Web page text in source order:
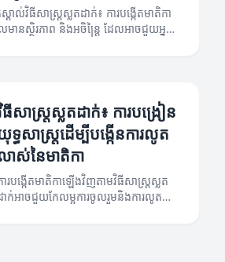
គាល់វិធីសាស្រ្តស្លតដាក់៖ ការបង្កើតមាតិកា
មានស្ថិរភាព និងអចិន្រ្តៃ ដែលអាចជួយអ្នក
ធីសាស្រ្តស្លតដាក់៖ ការបង្រៀន
ទ្ធសាស្រ្តដើម្បីបង្កើនការលូត
ាស់នៃមាតិកា
ារបង្កើតមាតិកាឡើងវិញតាមវិធីសាស្រ្តស្លត
ាក់អាចជួយកែលម្អការចូលរួមនិងការលូត